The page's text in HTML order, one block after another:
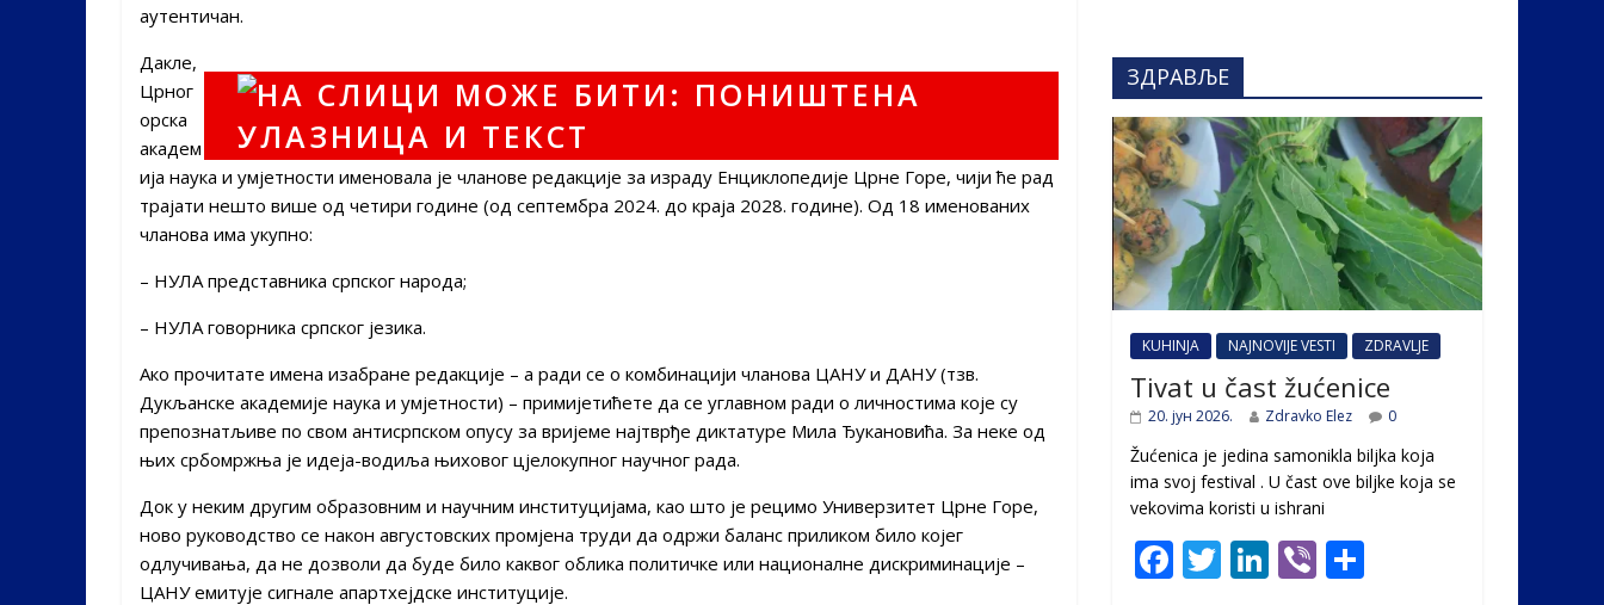
аутентичан.
Дакле,
Црног
орска
академ
ија наука и умјетности именовала је чланове редакције за израду Енциклопедије Црне Горе, чији ће рад
трајати нешто више од четири године (од септембра 2024. до краја 2028. године). Од 18 именованих
чланова има укупно:
– НУЛА представника српског народа;
– НУЛА говорника српског језика.
Ако прочитате имена изабране редакције – а ради се о комбинацији чланова ЦАНУ и ДАНУ (тзв.
Дукљанске академије наука и умјетности) – примијетићете да се углавном ради о личностима које су
препознатљиве по свом антисрпском опусу за вријеме најтврђе диктатуре Мила Ђукановића. За неке од
њих србомржња је идеја-водиља њиховог цјелокупног научног рада.
Док у неким другим образовним и научним институцијама, као што је рецимо Универзитет Црне Горе,
ново руководство се након августовских промјена труди да одржи баланс приликом било којег
одлучивања, да не дозволи да буде било каквог облика политичке или националне дискриминације –
ЦАНУ емитује сигнале апартхејдске институције.
ЗДРАВЉЕ
KUHINJA NAJNOVIJE VESTI ZDRAVLJE
Tivat u čast žućenice
20. јун 2026. Zdravko Elez 0
Žućenica je jedina samonikla biljka koja
ima svoj festival . U čast ovе biljke koja se
vekovima koristi u ishrani
F T Li Vi